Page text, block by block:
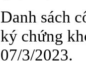
Danh sách
ký chứng
07/3/2023.